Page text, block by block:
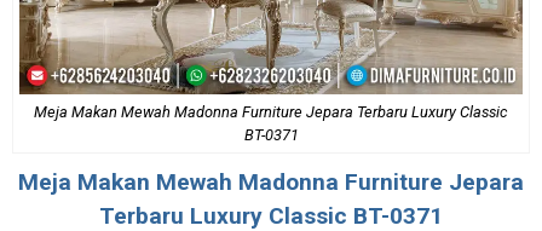
Meja Makan Mewah Madonna Furniture Jepara Terbaru Luxury Classic
BT-0371
Meja Makan Mewah Madonna Furniture Jepara
Terbaru Luxury Classic BT-0371